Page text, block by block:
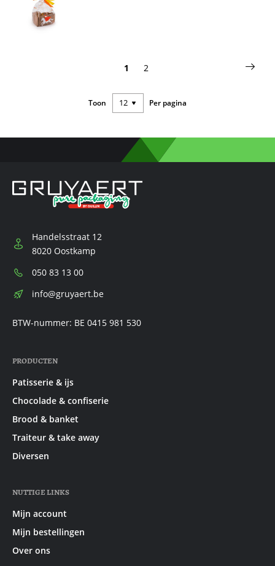
Pagina
Je
momenteel
1 Pagina
2
Toon Per pagina
Handelsstraat 12
8020 Oostkamp
Telefoon:
050 83 13 00
E-
info@gruyaert.be
BTW-nummer: BE 0415 981 530
PRODUCTEN
Patisserie & ijs
Chocolade & confiserie
Brood & banket
Traiteur & take away
Diversen
NUTTIGE LINKS
Mijn account
Mijn bestellingen
Over ons